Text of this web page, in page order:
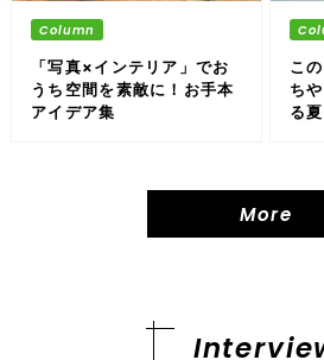
「写真×インテリア」でお
うち空間を素敵に！お手本
アイデア集
こ
ち
る
More